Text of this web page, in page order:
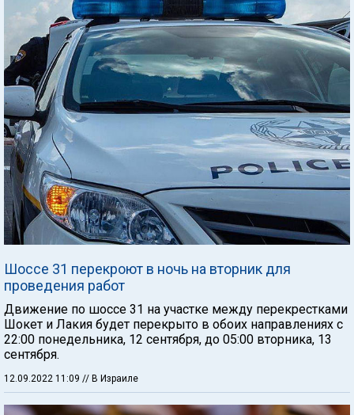
Шоссе 31 перекроют в ночь на вторник для
проведения работ
Движение по шоссе 31 на участке между перекрестками
Шокет и Лакия будет перекрыто в обоих направлениях с
22:00 понедельника, 12 сентября, до 05:00 вторника, 13
сентября.
12.09.2022 11:09 // В Израиле